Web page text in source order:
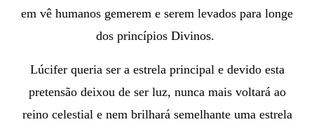
em vê humanos gemerem e serem levados para longe
dos princípios Divinos.
Lúcifer queria ser a estrela principal e devido esta
pretensão deixou de ser luz, nunca mais voltará ao
reino celestial e nem brilhará semelhante uma estrela